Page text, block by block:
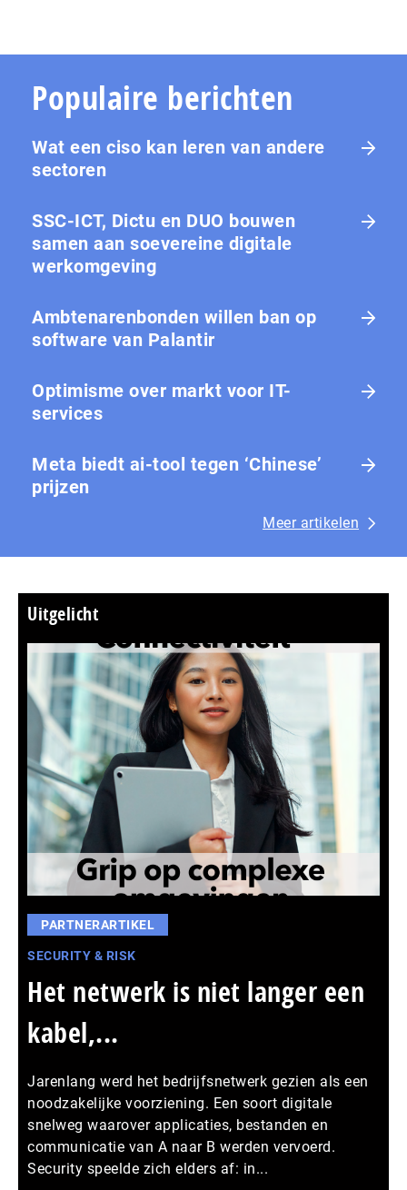
Populaire berichten
Wat een ciso kan leren van andere
sectoren
SSC-ICT, Dictu en DUO bouwen
samen aan soevereine digitale
werkomgeving
Ambtenarenbonden willen ban op
software van Palantir
Optimisme over markt voor IT-
services
Meta biedt ai-tool tegen ‘Chinese’
prijzen
Meer artikelen
Uitgelicht
PARTNERARTIKEL
SECURITY & RISK
Het netwerk is niet langer een
kabel,...
Jarenlang werd het bedrijfsnetwerk gezien als een
noodzakelijke voorziening. Een soort digitale
snelweg waarover applicaties, bestanden en
communicatie van A naar B werden vervoerd.
Security speelde zich elders af: in...